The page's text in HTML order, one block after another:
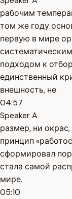
рабочим
том же году
первую в мире
подходом к
единственный
внешность, не
04:57
Speaker A
размер, ни
принцип
сформировал
стала самой
мире.
05:10